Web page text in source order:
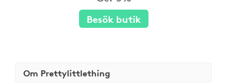
Besök butik
Om Prettylittlething